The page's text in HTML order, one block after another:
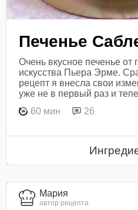
Печенье
Очень вкусное печенье от
искусства Пьера Эрме.
рецепт я внесла свои
уже не в первый раз и
60 мин
26
Мария
автор рецепта